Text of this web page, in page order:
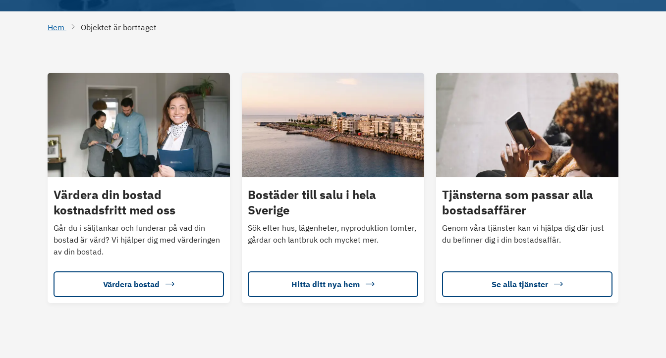
Hem Objektet är borttaget
Värdera din bostad
kostnadsfritt med oss
Går du i säljtankar och funderar på vad din
bostad är värd? Vi hjälper dig med värderingen
av din bostad.
Värdera bostad
Bostäder till salu i hela
Sverige
Sök efter hus, lägenheter, nyproduktion tomter,
gårdar och lantbruk och mycket mer.
Hitta ditt nya hem
Tjänsterna som passar alla
bostadsaffärer
Genom våra tjänster kan vi hjälpa dig där just
du befinner dig i din bostadsaffär.
Se alla tjänster